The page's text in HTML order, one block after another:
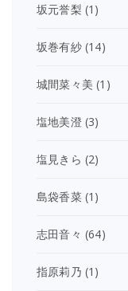
坂元誉梨 (1)
坂巻有紗(14)
城間菜々美 (1)
塩地美澄(3)
塩見きら (2)
島袋香菜(1)
志田音々 (64)
指原莉乃 (1)